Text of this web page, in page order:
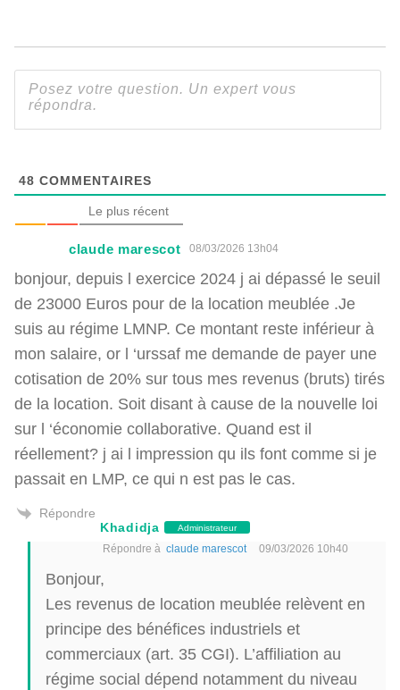
48 COMMENTAIRES
Le plus récent
claude marescot 08/03/2026 13h04
bonjour, depuis l exercice 2024 j ai dépassé le seuil
de 23000 Euros pour de la location meublée .Je
suis au régime LMNP. Ce montant reste inférieur à
mon salaire, or l ‘urssaf me demande de payer une
cotisation de 20% sur tous mes revenus (bruts) tirés
de la location. Soit disant à cause de la nouvelle loi
sur l ‘économie collaborative. Quand est il
réellement? j ai l impression qu ils font comme si je
passait en LMP, ce qui n est pas le cas.
Répondre
Khadidja
Administrateur
Répondre à claude marescot 09/03/2026 10h40
Bonjour,
Les revenus de location meublée relèvent en
principe des bénéfices industriels et
commerciaux (art. 35 CGI). L’affiliation au
régime social dépend notamment du niveau